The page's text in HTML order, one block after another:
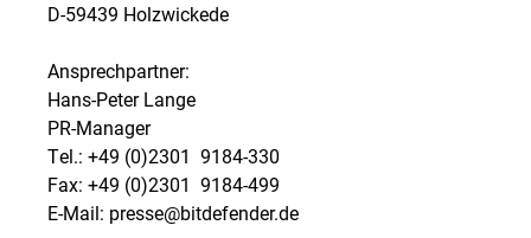
D-59439 Holzwickede
Ansprechpartner:
Hans-Peter Lange
PR-Manager
Tel.: +49 (0)2301  9184-330
Fax: +49 (0)2301  9184-499
E-Mail: presse@bitdefender.de